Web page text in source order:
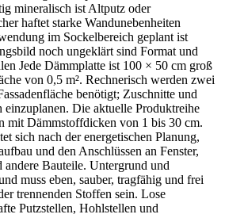
mineralisch ist Altputz oder
haftet starke Wandunebenheiten
im Sockelbereich geplant ist
noch ungeklärt sind Format und
Jede Dämmplatte ist 100 × 50 cm groß
von 0,5 m². Rechnerisch werden zwei
benötigt; Zuschnitte und
einzuplanen. Die aktuelle Produktreihe
mit Dämmstoffdicken von 1 bis 30 cm.
sich nach der energetischen Planung,
und den Anschlüssen an Fenster,
Bauteile. Untergrund und
muss eben, sauber, tragfähig und frei
trennenden Stoffen sein. Lose
Putzstellen, Hohlstellen und